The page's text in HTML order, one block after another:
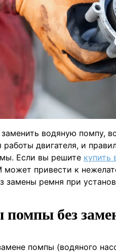
водяную помпу,
двигателя, и
Если вы решите купить
привести к
замены ремня при
помпы без
помпы (водяного